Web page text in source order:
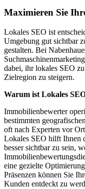
Maximieren Sie
Lokales SEO ist
Umgebung gut sichtbar
gestalten. Bei
dabei, ihr lokales SEO
Zielregion zu steigern.
Warum ist Lokales
Immobilienbewerter
bestimmten
oft nach Experten vor
Lokales SEO hilft Ihnen
besser sichtbar zu sein,
eine gezielte
Präsenzen können Sie
Kunden entdeckt zu